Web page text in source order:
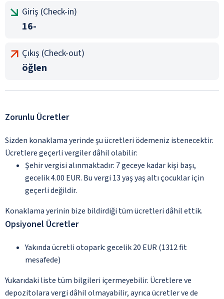
Giriş (Check-in)
16-
Çıkış (Check-out)
öğlen
Zorunlu Ücretler
Sizden konaklama yerinde şu ücretleri ödemeniz istenecektir.
Ücretlere geçerli vergiler dâhil olabilir:
Şehir vergisi alınmaktadır: 7 geceye kadar kişi başı,
gecelik 4.00 EUR. Bu vergi 13 yaş yaş altı çocuklar için
geçerli değildir.
Konaklama yerinin bize bildirdiği tüm ücretleri dâhil ettik.
Opsiyonel Ücretler
Yakında ücretli otopark: gecelik 20 EUR (1312 fit
mesafede)
Yukarıdaki liste tüm bilgileri içermeyebilir. Ücretlere ve
depozitolara vergi dâhil olmayabilir, ayrıca ücretler ve de